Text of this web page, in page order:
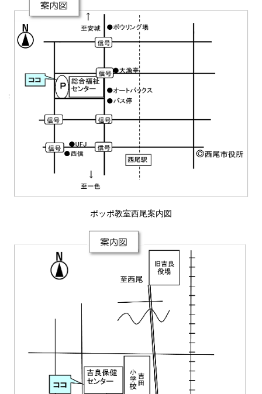
ポッポ教室西尾案内図